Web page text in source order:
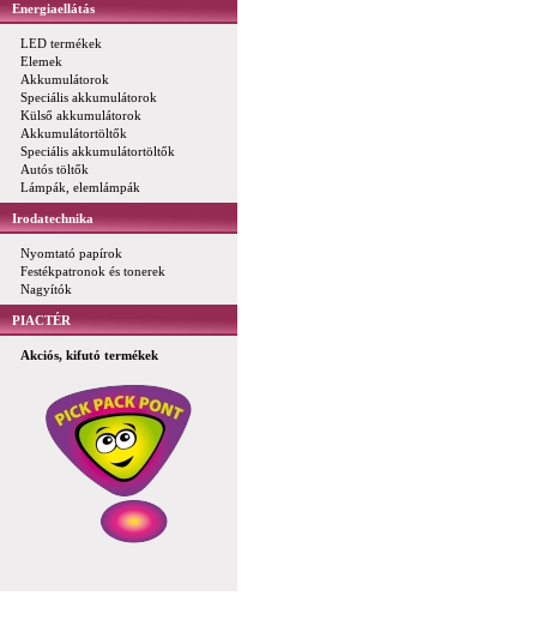
Energiaellátás
LED termékek
Elemek
Akkumulátorok
Speciális akkumulátorok
Külső akkumulátorok
Akkumulátortöltők
Speciális akkumulátortöltők
Autós töltők
Lámpák, elemlámpák
Irodatechnika
Nyomtató papírok
Festékpatronok és tonerek
Nagyítók
PIACTÉR
Akciós, kifutó termékek